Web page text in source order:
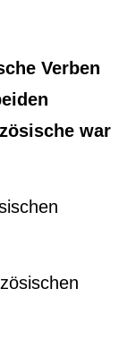
Verben
war